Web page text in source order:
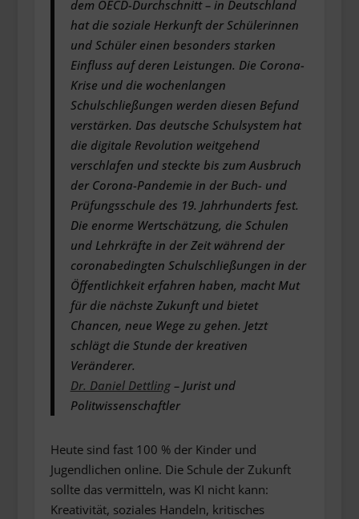
dem OECD-Durchschnitt – in Deutschland
hat die soziale Herkunft der Schülerinnen
und Schüler einen besonders starken
Einfluss auf deren Leistungen. Die Corona-
Krise und die wochenlangen
Schulschließungen werden diesen Befund
verstärken. Das deutsche Schulsystem hat
die digitale Revolution weitgehend
verschlafen und steckte bis zum Ausbruch
der Corona-Pandemie in der Buch- und
Prüfungsschule des 19. Jahrhunderts fest.
Die enorme Wertschätzung, die Schulen
und Lehrkräfte in der Zeit während der
coronabedingten Schulschließungen in der
Öffentlichkeit erfahren haben, macht Mut
für die nächste Zukunft und bietet
Chancen, neue Wege zu gehen. Jetzt
schlägt die Stunde der kreativen
Veränderer.
Dr. Daniel Dettling– Jurist und
Politwissenschaftler
Heute sind fast 100 % der Kinder und
Jugendlichen online. Die Schule der Zukunft
sollte das vermitteln, was KI nicht kann:
Kreativität, soziales Handeln, kritisches